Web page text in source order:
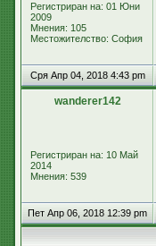
Регистриран на: 01 Юни
2009
Мнения: 105
Местожителство: София
Сря Апр 04, 2018 4:43 pm
wanderer142
Регистриран на: 10 Май
2014
Мнения: 539
Пет Апр 06, 2018 12:39 pm